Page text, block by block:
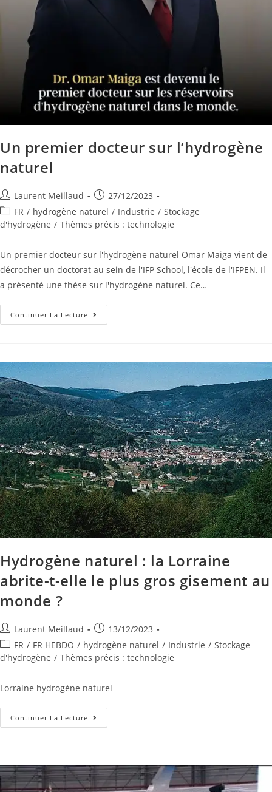
Un premier docteur sur l’hydrogène
naturel
Laurent Meillaud
27/12/2023
FR / hydrogène naturel / Industrie / Stockage
d'hydrogène / Thèmes précis : technologie
Un premier docteur sur l'hydrogène naturel Omar Maiga vient de
décrocher un doctorat au sein de l'IFP School, l'école de l'IFPEN. Il
a présenté une thèse sur l'hydrogène naturel. Ce…
Continuer La Lecture
Hydrogène naturel : la Lorraine
abrite-t-elle le plus gros gisement au
monde ?
Laurent Meillaud
13/12/2023
FR / FR HEBDO / hydrogène naturel / Industrie / Stockage
d'hydrogène / Thèmes précis : technologie
Lorraine hydrogène naturel
Continuer La Lecture